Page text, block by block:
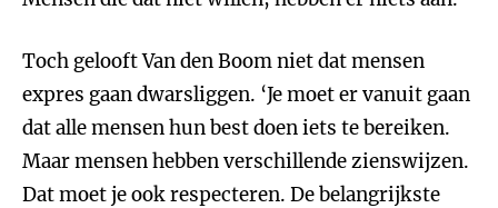
Toch gelooft Van den Boom niet dat mensen
expres gaan dwarsliggen. ‘Je moet er vanuit gaan
dat alle mensen hun best doen iets te bereiken.
Maar mensen hebben verschillende zienswijzen.
Dat moet je ook respecteren. De belangrijkste